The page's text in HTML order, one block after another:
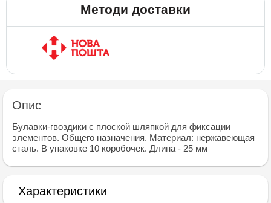
Методи доставки
Опис
Булавки-гвоздики с плоской шляпкой для фиксации
элементов. Общего назначения. Материал: нержавеющая
сталь. В упаковке 10 коробочек. Длина - 25 мм
Характеристики